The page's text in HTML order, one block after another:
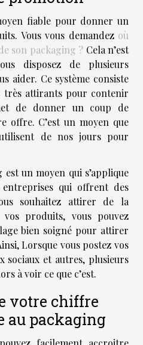
fiable pour donner un
Vous vous demandez où
son packaging ? Cela n’est
disposez de plusieurs
aider. Ce système consiste
très attirants pour contenir
de donner un coup de
offre. C’est un moyen que
de nos jours pour
un moyen qui s’applique
entreprises qui offrent des
souhaitez attirer de la
produits, vous pouvez
bien soigné pour attirer
Lorsque vous postez vos
sociaux et autres, plusieurs
à voir ce que c’est.
votre chiffre
au packaging